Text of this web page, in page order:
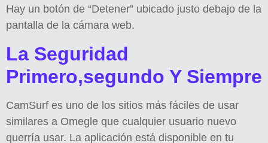
Hay un botón de “Detener” ubicado justo debajo de la
pantalla de la cámara web.
La Seguridad
Primero,segundo Y Siempre
CamSurf es uno de los sitios más fáciles de usar
similares a Omegle que cualquier usuario nuevo
querría usar. La aplicación está disponible en tu